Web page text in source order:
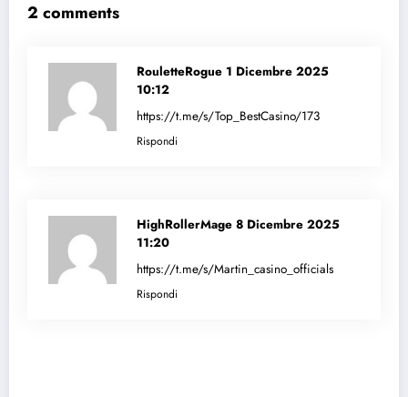
2 comments
RouletteRogue 1 Dicembre 2025
10:12
https://t.me/s/Top_BestCasino/173
Rispondi
HighRollerMage 8 Dicembre 2025
11:20
https://t.me/s/Martin_casino_officials
Rispondi